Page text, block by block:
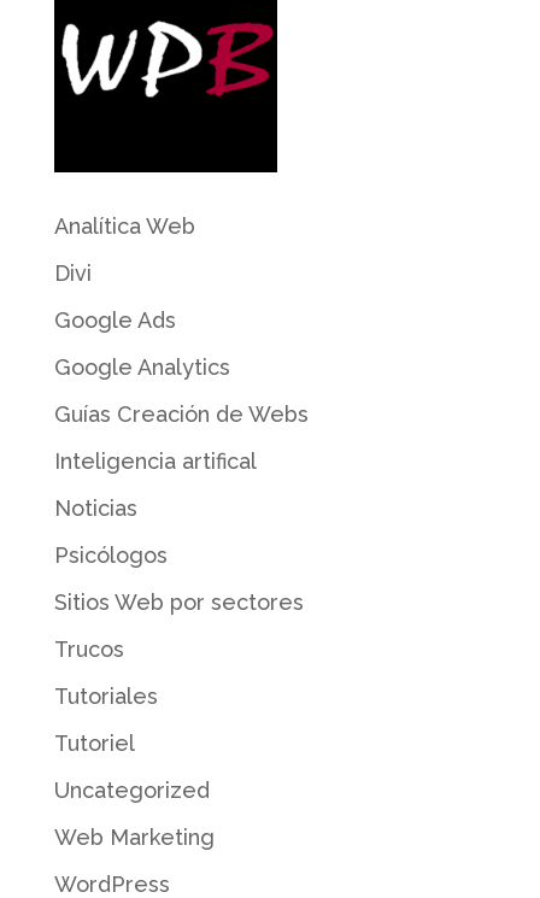
Analítica Web
Divi
Google Ads
Google Analytics
Guías Creación de Webs
Inteligencia artifical
Noticias
Psicólogos
Sitios Web por sectores
Trucos
Tutoriales
Tutoriel
Uncategorized
Web Marketing
WordPress